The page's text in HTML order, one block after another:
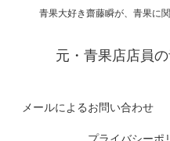
青果大好き齋藤瞬が、青果に
元・青果店店員
メールによるお問い合わせ